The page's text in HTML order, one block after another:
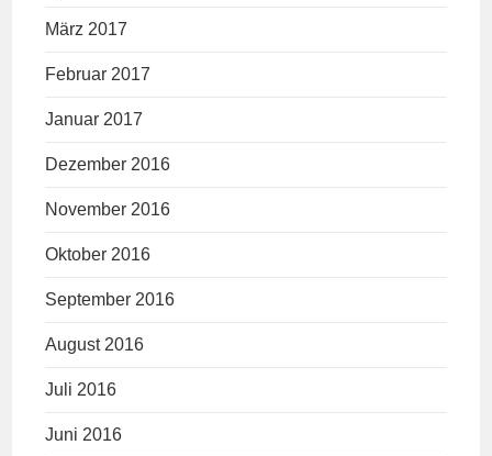
März 2017
Februar 2017
Januar 2017
Dezember 2016
November 2016
Oktober 2016
September 2016
August 2016
Juli 2016
Juni 2016